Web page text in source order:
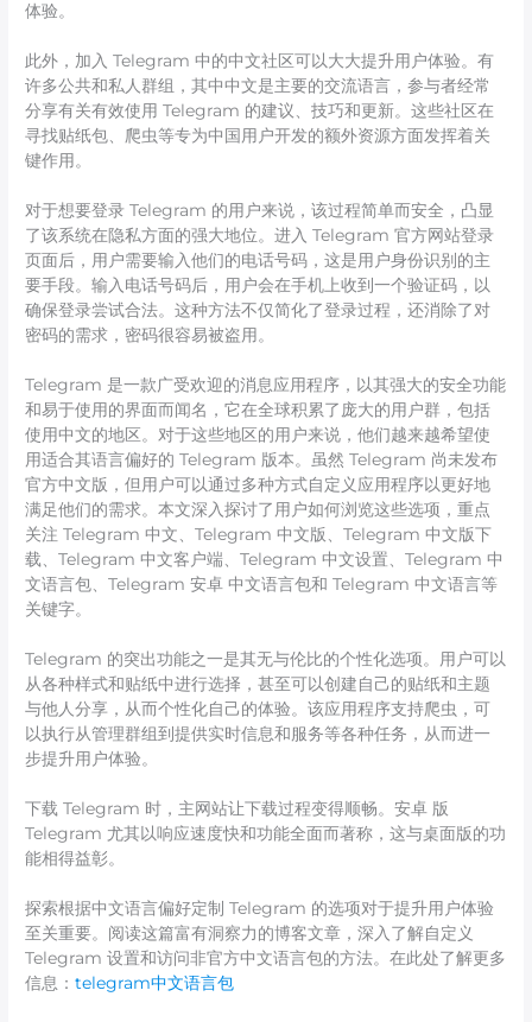
体验。
此外，加入 Telegram 中的中文社区可以大大提升用户体验。有
许多公共和私人群组，其中中文是主要的交流语言，参与者经常
分享有关有效使用 Telegram 的建议、技巧和更新。这些社区在
寻找贴纸包、爬虫等专为中国用户开发的额外资源方面发挥着关
键作用。
对于想要登录 Telegram 的用户来说，该过程简单而安全，凸显
了该系统在隐私方面的强大地位。进入 Telegram 官方网站登录
页面后，用户需要输入他们的电话号码，这是用户身份识别的主
要手段。输入电话号码后，用户会在手机上收到一个验证码，以
确保登录尝试合法。这种方法不仅简化了登录过程，还消除了对
密码的需求，密码很容易被盗用。
Telegram 是一款广受欢迎的消息应用程序，以其强大的安全功能
和易于使用的界面而闻名，它在全球积累了庞大的用户群，包括
使用中文的地区。对于这些地区的用户来说，他们越来越希望使
用适合其语言偏好的 Telegram 版本。虽然 Telegram 尚未发布
官方中文版，但用户可以通过多种方式自定义应用程序以更好地
满足他们的需求。本文深入探讨了用户如何浏览这些选项，重点
关注 Telegram 中文、Telegram 中文版、Telegram 中文版下
载、Telegram 中文客户端、Telegram 中文设置、Telegram 中
文语言包、Telegram 安卓 中文语言包和 Telegram 中文语言等
关键字。
Telegram 的突出功能之一是其无与伦比的个性化选项。用户可以
从各种样式和贴纸中进行选择，甚至可以创建自己的贴纸和主题
与他人分享，从而个性化自己的体验。该应用程序支持爬虫，可
以执行从管理群组到提供实时信息和服务等各种任务，从而进一
步提升用户体验。
下载 Telegram 时，主网站让下载过程变得顺畅。安卓 版
Telegram 尤其以响应速度快和功能全面而著称，这与桌面版的功
能相得益彰。
探索根据中文语言偏好定制 Telegram 的选项对于提升用户体验
至关重要。阅读这篇富有洞察力的博客文章，深入了解自定义
Telegram 设置和访问非官方中文语言包的方法。在此处了解更多
信息：telegram中文语言包